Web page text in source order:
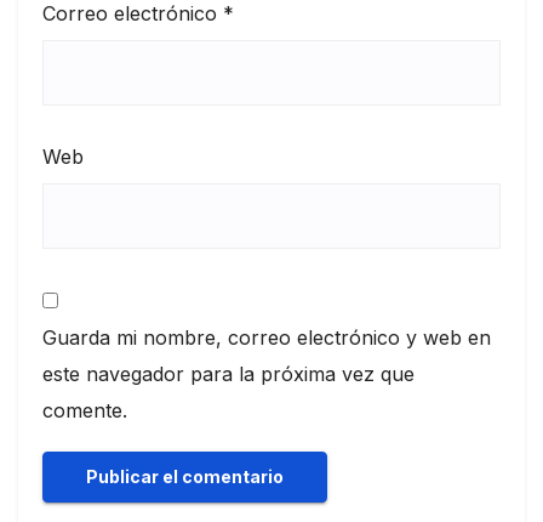
Correo electrónico *
Web
Guarda mi nombre, correo electrónico y web en
este navegador para la próxima vez que
comente.